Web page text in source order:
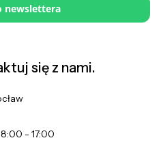
newslettera
się z nami.
- 17:00